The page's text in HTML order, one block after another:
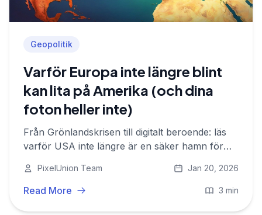
Geopolitik
Varför Europa inte längre blint
kan lita på Amerika (och dina
foton heller inte)
Från Grönlandskrisen till digitalt beroende: läs
varför USA inte längre är en säker hamn för
digital autonomi.
PixelUnion Team Jan 20, 2026
Read More 3 min